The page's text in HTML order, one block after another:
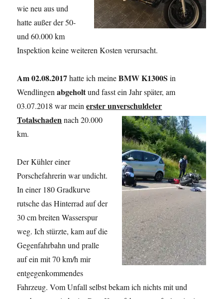
wie neu aus und
hatte außer der 50-
und 60.000 km
Inspektion keine weiteren Kosten verursacht.
Am 02.08.2017hatte ich meineBMW K1300Sin
Wendlingenabgeholtund fasst ein Jahr später, am
03.07.2018 war meinerster unverschuldeter
Totalschadennach 20.000
km.
Der Kühler einer
Porschefahrerin war undicht.
In einer 180 Gradkurve
rutsche das Hinterrad auf der
30 cm breiten Wasserspur
weg. Ich stürzte, kam auf die
Gegenfahrbahn und pralle
auf ein mit 70 km/h mir
entgegenkommendes
Fahrzeug. Vom Unfall selbst bekam ich nichts mit und